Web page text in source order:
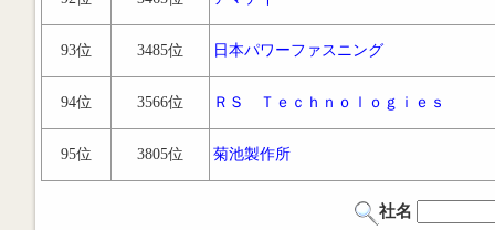
93位 3485位 日本パワーファスニング
94位 3566位 ＲＳ Ｔｅｃｈｎｏｌｏｇｉｅｓ
95位 3805位 菊池製作所
社名